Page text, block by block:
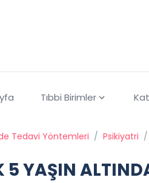
Tıbbi Birimler
Tedavi Yöntemleri / Psikiyatri /
5 YAŞIN